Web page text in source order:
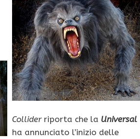
Colliderriporta che la Universal
ha annunciato l’inizio delle